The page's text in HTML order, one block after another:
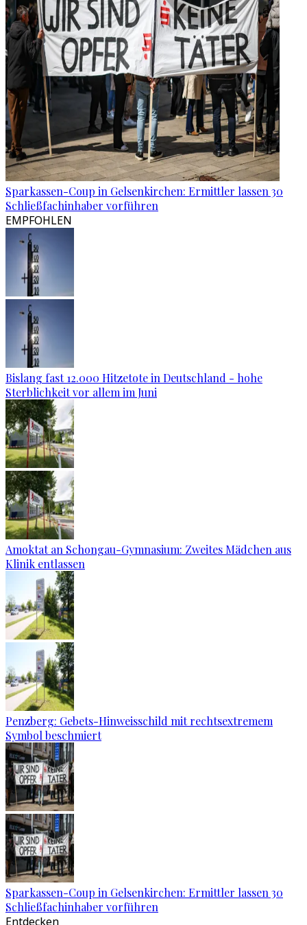
Sparkassen-Coup in Gelsenkirchen: Ermittler lassen 30
Schließfachinhaber vorführen
EMPFOHLEN
Bislang fast 12.000 Hitzetote in Deutschland - hohe
Sterblichkeit vor allem im Juni
Amoktat an Schongau-Gymnasium: Zweites Mädchen aus
Klinik entlassen
Penzberg: Gebets-Hinweisschild mit rechtsextremem
Symbol beschmiert
Sparkassen-Coup in Gelsenkirchen: Ermittler lassen 30
Schließfachinhaber vorführen
Entdecken